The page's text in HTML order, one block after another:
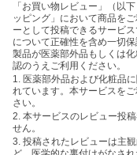
「お買い物レビュー」（以
ッピング」において商品を
ーとして投稿できるサービ
について正確性を含め一切
製品が医薬部外品もしくは
認のうえご利用ください。
1. 医薬部外品および化粧品
れています。本サービスを
さい。
2. 本サービスのレビュー投
せん。
3. 投稿されたレビューは主